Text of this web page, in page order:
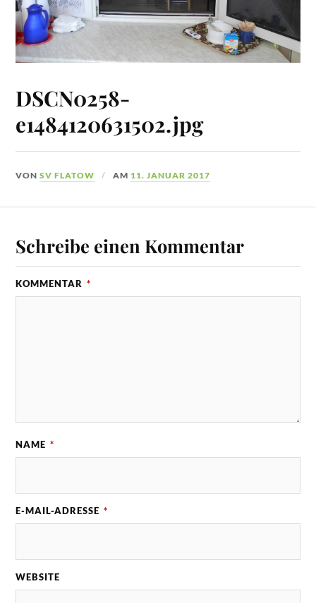
DSCN0258-
e1484120631502.jpg
VONSV FLATOW AM 11. JANUAR 2017
Schreibe einen Kommentar
KOMMENTAR *
NAME *
E-MAIL-ADRESSE *
WEBSITE